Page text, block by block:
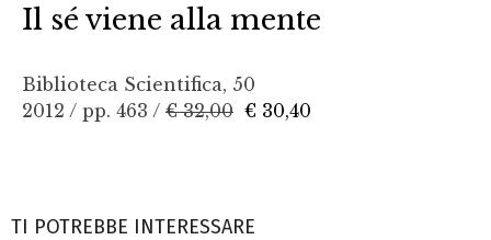
Il sé viene alla mente
Biblioteca Scientifica, 50
2012 / pp. 463 / € 32,00 € 30,40
TI POTREBBE INTERESSARE